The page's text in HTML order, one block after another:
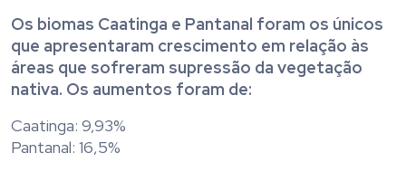
Os biomas Caatinga e Pantanal foram os únicos
que apresentaram crescimento em relação às
áreas que sofreram supressão da vegetação
nativa. Os aumentos foram de:
Caatinga: 9,93%
Pantanal: 16,5%